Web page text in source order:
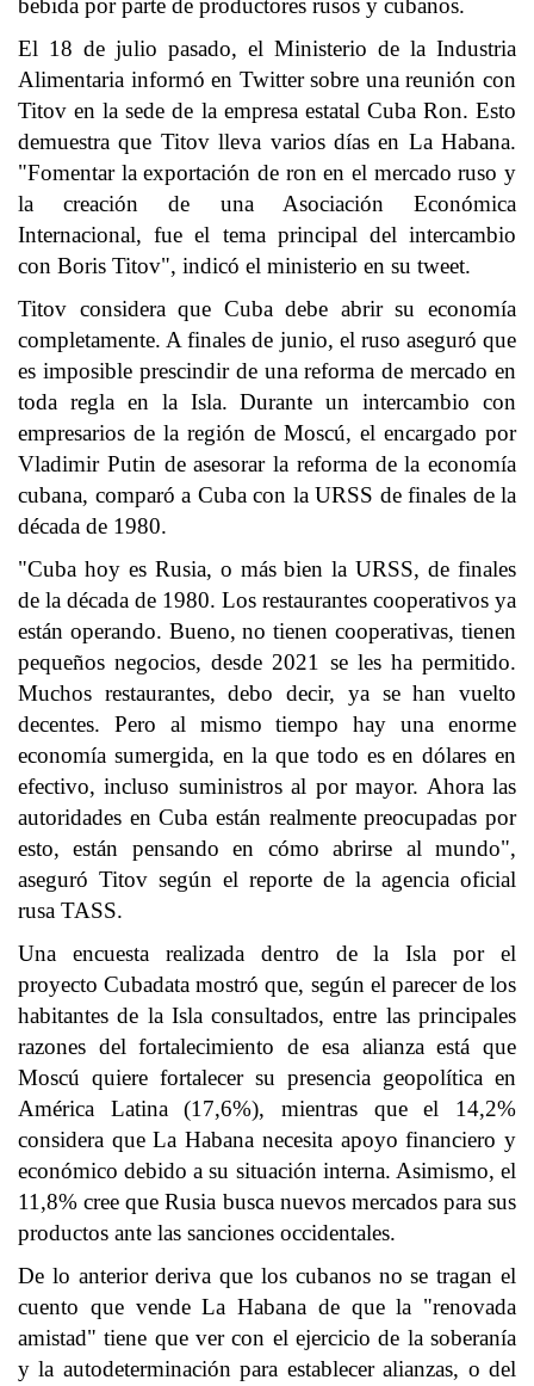
bebida por parte de productores rusos y cubanos.
El 18 de julio pasado, el Ministerio de la Industria
Alimentaria informó en Twitter sobre una reunión con
Titov en la sede de la empresa estatal Cuba Ron. Esto
demuestra que Titov lleva varios días en La Habana.
"Fomentar la exportación de ron en el mercado ruso y
la creación de una Asociación Económica
Internacional, fue el tema principal del intercambio
con Boris Titov", indicó el ministerio en su tweet.
Titov considera que Cuba debe abrir su economía
completamente. A finales de junio, el ruso aseguró que
es imposible prescindir de una reforma de mercado en
toda regla en la Isla. Durante un intercambio con
empresarios de la región de Moscú, el encargado por
Vladimir Putin de asesorar la reforma de la economía
cubana, comparó a Cuba con la URSS de finales de la
década de 1980.
"Cuba hoy es Rusia, o más bien la URSS, de finales
de la década de 1980. Los restaurantes cooperativos ya
están operando. Bueno, no tienen cooperativas, tienen
pequeños negocios, desde 2021 se les ha permitido.
Muchos restaurantes, debo decir, ya se han vuelto
decentes. Pero al mismo tiempo hay una enorme
economía sumergida, en la que todo es en dólares en
efectivo, incluso suministros al por mayor. Ahora las
autoridades en Cuba están realmente preocupadas por
esto, están pensando en cómo abrirse al mundo",
aseguró Titov según el reporte de la agencia oficial
rusa TASS.
Una encuesta realizada dentro de la Isla por el
proyecto Cubadata mostró que, según el parecer de los
habitantes de la Isla consultados, entre las principales
razones del fortalecimiento de esa alianza está que
Moscú quiere fortalecer su presencia geopolítica en
América Latina (17,6%), mientras que el 14,2%
considera que La Habana necesita apoyo financiero y
económico debido a su situación interna. Asimismo, el
11,8% cree que Rusia busca nuevos mercados para sus
productos ante las sanciones occidentales.
De lo anterior deriva que los cubanos no se tragan el
cuento que vende La Habana de que la "renovada
amistad" tiene que ver con el ejercicio de la soberanía
y la autodeterminación para establecer alianzas, o del